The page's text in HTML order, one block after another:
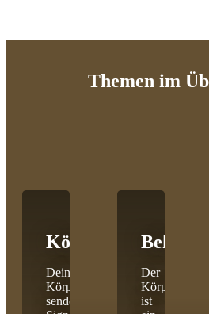
Themen im
Körpercoaching
Dein
Körper
sendet
Der
Körper
ist